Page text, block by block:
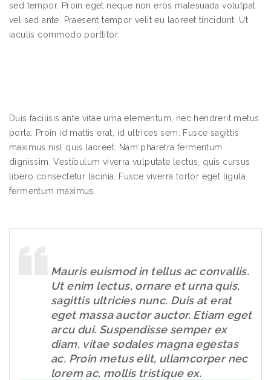
sed tempor. Proin eget neque non eros malesuada volutpat
vel sed ante. Praesent tempor velit eu laoreet tincidunt. Ut
iaculis commodo porttitor.
Duis facilisis ante vitae urna elementum, nec hendrerit metus
porta. Proin id mattis erat, id ultrices sem. Fusce sagittis
maximus nisl quis laoreet. Nam pharetra fermentum
dignissim. Vestibulum viverra vulputate lectus, quis cursus
libero consectetur lacinia. Fusce viverra tortor eget ligula
fermentum maximus.
Mauris euismod in tellus ac convallis.
Ut enim lectus, ornare et urna quis,
sagittis ultricies nunc. Duis at erat
eget massa auctor auctor. Etiam eget
arcu dui. Suspendisse semper ex
diam, vitae sodales magna egestas
ac. Proin metus elit, ullamcorper nec
lorem ac, mollis tristique ex.